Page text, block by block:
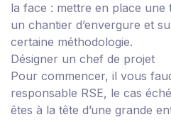
la face : mettre en place une
un chantier d’envergure et
certaine méthodologie.
Désigner un chef de projet
Pour commencer, il vous
responsable RSE, le cas
êtes à la tête d’une grande